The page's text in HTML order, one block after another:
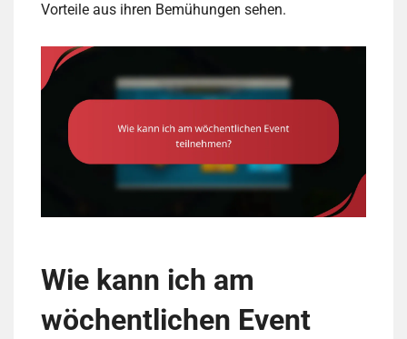
Vorteile aus ihren Bemühungen sehen.
Wie kann ich am
wöchentlichen Event